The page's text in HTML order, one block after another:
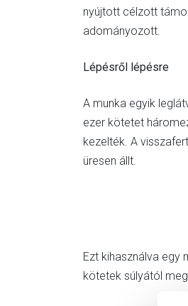
nyújtott célzott
adományozott.
Lépésről lépésre
A munka egyik
ezer kötetet
kezelték. A
üresen állt.
Ezt kihasználva egy
kötetek súlyától